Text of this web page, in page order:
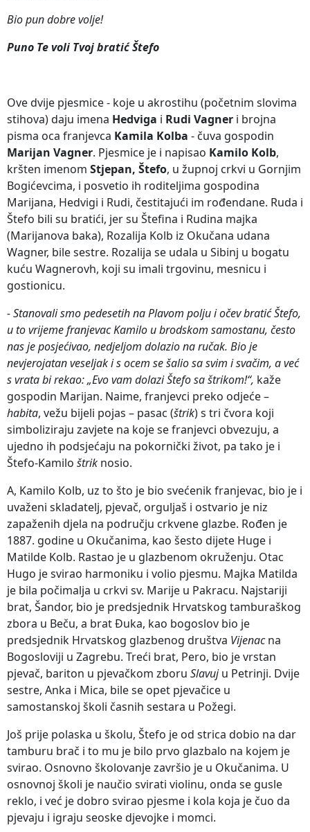
Bio pun dobre volje!
Puno Te voli Tvoj bratić Štefo
Ove dvije pjesmice - koje u akrostihu (početnim slovima
stihova) daju imena Hedviga i Rudi Vagner i brojna
pisma oca franjevca Kamila Kolba - čuva gospodin
Marijan Vagner. Pjesmice je i napisao Kamilo Kolb,
kršten imenom Stjepan, Štefo, u župnoj crkvi u Gornjim
Bogićevcima, i posvetio ih roditeljima gospodina
Marijana, Hedvigi i Rudi, čestitajući im rođendane. Ruda i
Štefo bili su bratići, jer su Štefina i Rudina majka
(Marijanova baka), Rozalija Kolb iz Okučana udana
Wagner, bile sestre. Rozalija se udala u Sibinj u bogatu
kuću Wagnerovh, koji su imali trgovinu, mesnicu i
gostionicu.
- Stanovali smo pedesetih na Plavom polju i očev bratić Štefo,
u to vrijeme franjevac Kamilo u brodskom samostanu, često
nas je posjećivao, nedjeljom dolazio na ručak. Bio je
nevjerojatan veseljak i s ocem se šalio sa svim i svačim, a već
s vrata bi rekao: „Evo vam dolazi Štefo sa štrikom!“, kaže
gospodin Marijan. Naime, franjevci preko odjeće –
habita, vežu bijeli pojas – pasac (štrik) s tri čvora koji
simboliziraju zavjete na koje se franjevci obvezuju, a
ujedno ih podsjećaju na pokornički život, pa tako je i
Štefo-Kamilo štrik nosio.
A, Kamilo Kolb, uz to što je bio svećenik franjevac, bio je i
uvaženi skladatelj, pjevač, orguljaš i ostvario je niz
zapaženih djela na području crkvene glazbe. Rođen je
1887. godine u Okučanima, kao šesto dijete Huge i
Matilde Kolb. Rastao je u glazbenom okruženju. Otac
Hugo je svirao harmoniku i volio pjesmu. Majka Matilda
je bila počimalja u crkvi sv. Marije u Pakracu. Najstariji
brat, Šandor, bio je predsjednik Hrvatskog tamburaškog
zbora u Beču, a brat Đuka, kao bogoslov bio je
predsjednik Hrvatskog glazbenog društva Vijenacna
Bogosloviji u Zagrebu. Treći brat, Pero, bio je vrstan
pjevač, bariton u pjevačkom zboru Slavuju Petrinji. Dvije
sestre, Anka i Mica, bile se opet pjevačice u
samostanskoj školi časnih sestara u Požegi.
Još prije polaska u školu, Štefo je od strica dobio na dar
tamburu brač i to mu je bilo prvo glazbalo na kojem je
svirao. Osnovno školovanje završio je u Okučanima. U
osnovnoj školi je naučio svirati violinu, onda se gusle
reklo, i već je dobro svirao pjesme i kola koja je čuo da
pjevaju i igraju seoske djevojke i momci.